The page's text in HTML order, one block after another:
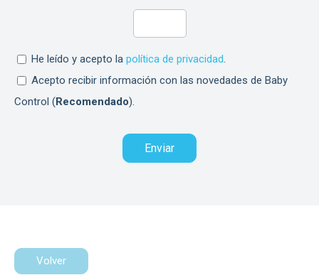
He leído y acepto la política de privacidad
Acepto recibir información con las novedades de Baby
Control (Recomendado).
Volver